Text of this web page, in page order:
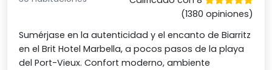
(1380 opiniones)
Sumérjase en la autenticidad y el encanto de Biarritz
en el Brit Hotel Marbella, a pocos pasos de la playa
del Port-Vieux. Confort moderno, ambiente